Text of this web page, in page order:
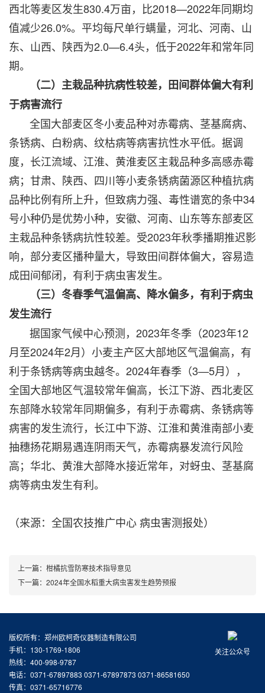
西北等麦区发生830.4万亩，比2018—2022年同期均
值减少26.0%。平均每尺单行螨量，河北、河南、山
东、山西、陕西为2.0—6.4头，低于2022年和常年同
期。
（二）主栽品种抗病性较差，田间群体偏大有利
于病害流行
全国大部麦区冬小麦品种对赤霉病、茎基腐病、
条锈病、白粉病、纹枯病等病害抗性水平低。据调
度，长江流域、江淮、黄淮麦区主栽品种多高感赤霉
病；甘肃、陕西、四川等小麦条锈病菌源区种植抗病
品种比例有所上升，但致病力强、毒性谱宽的条中34
号小种仍是优势小种，安徽、河南、山东等东部麦区
主栽品种条锈病抗性较差。受2023年秋季播期推迟影
响，部分麦区播种量大，导致田间群体偏大，容易造
成田间郁闭，有利于病虫害发生。
（三）冬春季气温偏高、降水偏多，有利于病虫
发生流行
据国家气候中心预测，2023年冬季（2023年12
月至2024年2月）小麦主产区大部地区气温偏高，有
利于条锈病等病虫越冬。2024年春季（3—5月），
全国大部地区气温较常年偏高，长江下游、西北麦区
东部降水较常年同期偏多，有利于赤霉病、条锈病等
病害的发生流行，长江中下游、江淮和黄淮南部小麦
抽穗扬花期易遇连阴雨天气，赤霉病暴发流行风险
高；华北、黄淮大部降水接近常年，对蚜虫、茎基腐
病等病虫发生有利。
（来源：全国农技推广中心 病虫害测报处）
上一篇： 柑橘抗雪防寒技术指导意见
下一篇： 2024年全国水稻重大病虫害发生趋势预报
关注公众号
版权所有：郑州欧柯奇仪器制造有限公司
手机：130-1769-1806
热线：400-998-9787
电话：0371-67897883 0371-67897873 0371-86581650
传真：0371-65716776